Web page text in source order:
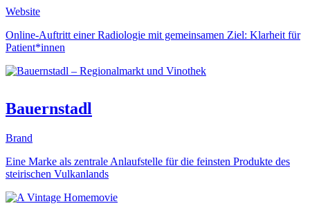
Website
Online-Auftritt einer Radiologie mit gemeinsamen Ziel: Klarheit für
Patient*innen
Bauernstadl
Brand
Eine Marke als zentrale Anlaufstelle für die feinsten Produkte des
steirischen Vulkanlands